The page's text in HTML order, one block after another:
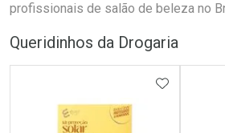
profissionais de salão de beleza no
Queridinhos da Drogaria